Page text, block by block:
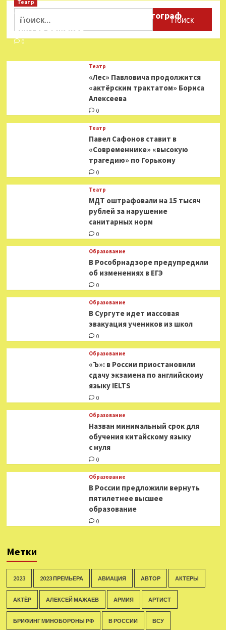
Найти:
Театр
Ушёл из жизни театральный фотограф
Виктор Баженов
0
Театр
«Лес» Павловича продолжится
«актёрским трактатом» Бориса
Алексеева
0
Театр
Павел Сафонов ставит в
«Современнике» «высокую
трагедию» по Горькому
0
Театр
МДТ оштрафовали на 15 тысяч
рублей за нарушение
санитарных норм
0
Образование
В Рособрнадзоре предупредили
об изменениях в ЕГЭ
0
Образование
В Сургуте идет массовая
эвакуация учеников из школ
0
Образование
«Ъ»: в России приостановили
сдачу экзамена по английскому
языку IELTS
0
Образование
Назван минимальный срок для
обучения китайскому языку
с нуля
0
Образование
В России предложили вернуть
пятилетнее высшее
образование
0
Метки
2023 2023 ПРЕМЬЕРА АВИАЦИЯ АВТОР АКТЕРЫ
АКТЁР АЛЕКСЕЙ МАЖАЕВ АРМИЯ АРТИСТ
БРИФИНГ МИНОБОРОНЫ РФ В РОССИИ ВСУ